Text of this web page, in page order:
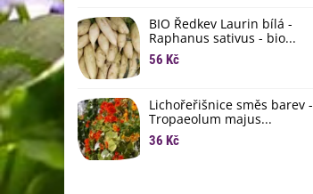
BIO Ředkev Laurin bílá -
Raphanus sativus - bio...
56 Kč
Lichořeřišnice směs barev -
Tropaeolum majus...
36 Kč